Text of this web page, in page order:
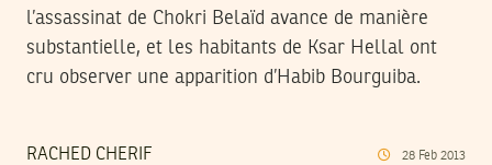
l’assassinat de Chokri Belaïd avance de manière
substantielle, et les habitants de Ksar Hellal ont
cru observer une apparition d’Habib Bourguiba.
RACHED CHERIF 28 Feb 2013